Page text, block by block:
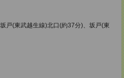
戸(東武越生線)北口(約37分)、坂戸(東